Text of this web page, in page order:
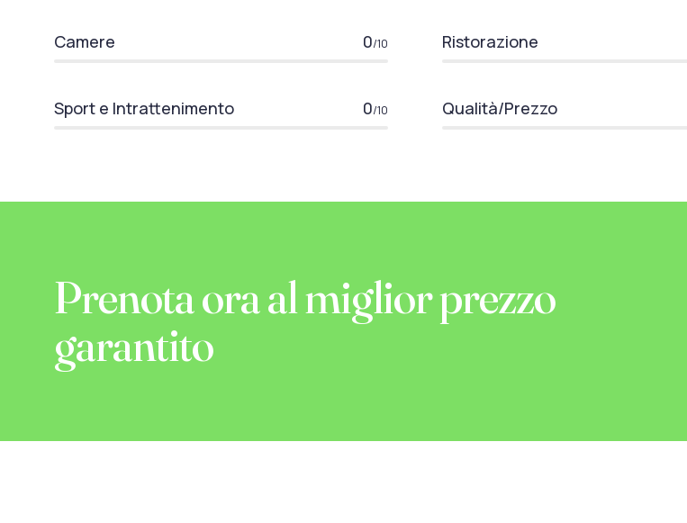
Camere 0/10 Ristorazione
Sport e Intrattenimento 0/10 Qualità/Prezzo
Prenota ora al miglior prezzo
garantito